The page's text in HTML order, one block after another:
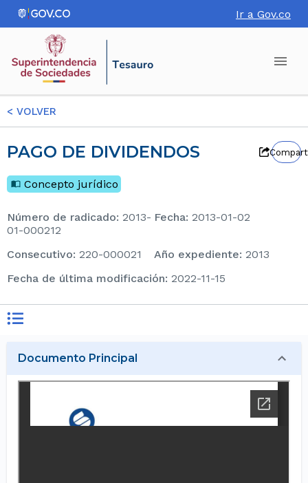
Ir a Gov.co
< VOLVER
PAGO DE DIVIDENDOS
Concepto jurídico
Número de radicado: 2013-
01-000212
Fecha: 2013-01-02
consecutivo: 220-000021 Año expediente: 2013
Fecha de última modificación: 2022-11-15
Documento Principal